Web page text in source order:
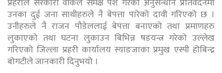
उनका दुई जना साथीहरुले नै बेपत्ता पारेको दावी गरिएको छ ।
उनीहरुले नै राजन पौडेललाई बेपत्ता बनाएको तथा प्रमाणहरु
लुकाएको तथा घटना लुकाउन बिभिन्न षडयन्त्र गरेको उल्लेख
गरिएको जिल्ला प्रहरी कार्यालय स्याङजाका प्रमुख एस्पी होबिन्द्र
बोगटीले जानकारी दिनुभयो ।